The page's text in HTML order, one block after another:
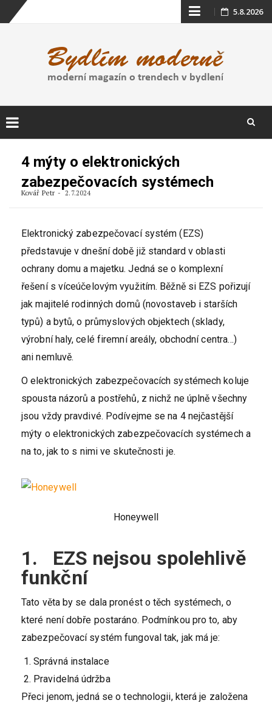
Skip
content
5.8.2026
4 mýty o elektronických
zabezpečovacích systémech
Kovář Petr 2.7.2024
Elektronický zabezpečovací systém (EZS)
představuje v dnešní době již standard v oblasti
ochrany domu a majetku. Jedná se o komplexní
řešení s víceúčelovým využitím. Běžně si EZS pořizují
jak majitelé rodinných domů (novostaveb i starších
typů) a bytů, o průmyslových objektech (sklady,
výrobní haly, celé firemní areály, obchodní centra…)
ani nemluvě.
O elektronických zabezpečovacích systémech koluje
spousta názorů a postřehů, z nichž ne úplně všechny
jsou vždy pravdivé. Podívejme se na 4 nejčastější
mýty o elektronických zabezpečovacích systémech a
na to, jak to s nimi ve skutečnosti je.
Honeywell
1. EZS nejsou spolehlivě
funkční
Tato věta by se dala pronést o těch systémech, o
které není dobře postaráno. Podmínkou pro to, aby
zabezpečovací systém fungoval tak, jak má je:
Správná instalace
Pravidelná údržba
Přeci jenom, jedná se o technologii, která je založena